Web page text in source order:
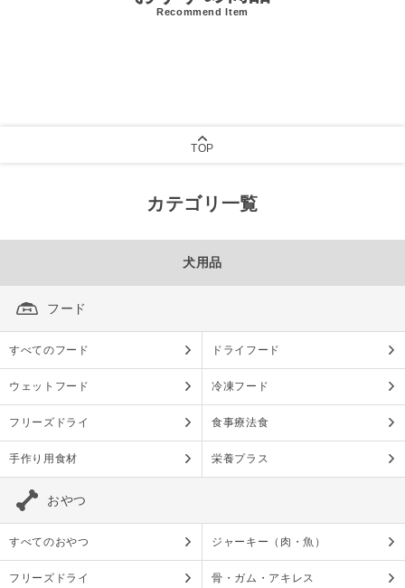
Recommend Item
TOP
カテゴリ一覧
犬用品
フード
すべてのフード ドライフード
ウェットフード 冷凍フード
フリーズドライ 食事療法食
手作り用食材 栄養プラス
おやつ
すべてのおやつ ジャーキー（肉・魚）
フリーズドライ 骨・ガム・アキレス